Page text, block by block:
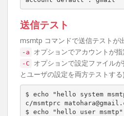
送信テスト
msmtp コマンドで送信テストが
-a オプションでアカウントが指
-C
オプションで設定ファイル
とユーザの設定を両方テストする)
$ echo "hello system
c/msmtprc
$ echo "hello user